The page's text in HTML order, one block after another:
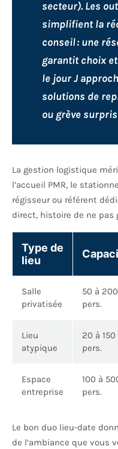
secteur). Les
simplifient la
conseil : une
garantit choix
le jour J
solutions de
ou grève
La gestion logistique
l’accueil PMR, le
régisseur ou référent
direct, histoire de ne pas
Type de
lieu
Salle
privatisée
50 à 200
pers.
Lieu
atypique
20 à 150
pers.
Espace
entreprise
100 à
pers.
Le bon duo lieu-date
de l’ambiance que vous